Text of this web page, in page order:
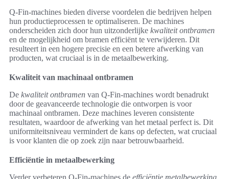
Q-Fin-machines bieden diverse voordelen die bedrijven helpen
hun productieprocessen te optimaliseren. De machines
onderscheiden zich door hun uitzonderlijke kwaliteit ontbramen
en de mogelijkheid om bramen efficiënt te verwijderen. Dit
resulteert in een hogere precisie en een betere afwerking van
producten, wat cruciaal is in de metaalbewerking.
Kwaliteit van machinaal ontbramen
De kwaliteit ontbramen van Q-Fin-machines wordt benadrukt
door de geavanceerde technologie die ontworpen is voor
machinaal ontbramen. Deze machines leveren consistente
resultaten, waardoor de afwerking van het metaal perfect is. Dit
uniformiteitsniveau vermindert de kans op defecten, wat cruciaal
is voor klanten die op zoek zijn naar betrouwbaarheid.
Efficiëntie in metaalbewerking